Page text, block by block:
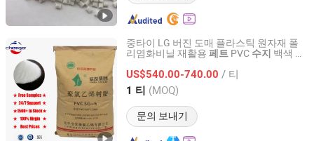
중타이 LG 버진 도매 플라스틱 원자재 폴
리염화비닐 재활용 페트 PVC 수지 백색 분
Sg3/Sg5/Sg8/K65/K67/K57//K70 CAS
9002-86-2
US$540.00-740.00 / 티
1 티 (MOQ)
문의 보내기
HENAN CHEMGER GROUP CORPORATION
Henan, China 이후 2024